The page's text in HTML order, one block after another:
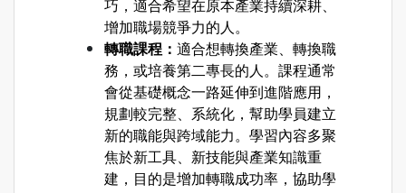
巧，適合希望在原本產業持續深耕、
增加職場競爭力的人。
轉職課程： 適合想轉換產業、轉換職
務，或培養第二專長的人。課程通常
會從基礎概念一路延伸到進階應用，
規劃較完整、系統化，幫助學員建立
新的職能與跨域能力。學習內容多聚
焦於新工具、新技能與產業知識重
建，目的是增加轉職成功率，協助學